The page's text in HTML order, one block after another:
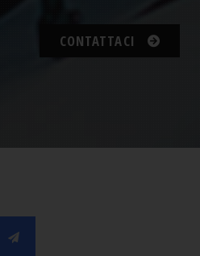
CONTATTACI